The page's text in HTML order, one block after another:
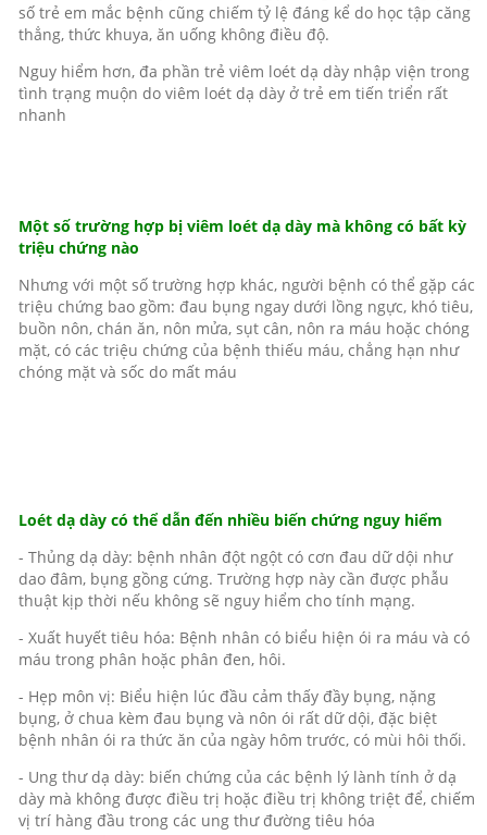
số trẻ em mắc bệnh cũng chiếm tỷ lệ đáng kể do học tập căng
thẳng, thức khuya, ăn uống không điều độ.
Nguy hiểm hơn, đa phần trẻ viêm loét dạ dày nhập viện trong
tình trạng muộn do viêm loét dạ dày ở trẻ em tiến triển rất
nhanh
Một số trường hợp bị viêm loét dạ dày mà không có bất kỳ
triệu chứng nào
Nhưng với một số trường hợp khác, người bệnh có thể gặp các
triệu chứng bao gồm: đau bụng ngay dưới lồng ngực, khó tiêu,
buồn nôn, chán ăn, nôn mửa, sụt cân, nôn ra máu hoặc chóng
mặt, có các triệu chứng của bệnh thiếu máu, chẳng hạn như
chóng mặt và sốc do mất máu
Loét dạ dày có thể dẫn đến nhiều biến chứng nguy hiểm
- Thủng dạ dày: bệnh nhân đột ngột có cơn đau dữ dội như
dao đâm, bụng gồng cứng. Trường hợp này cần được phẫu
thuật kịp thời nếu không sẽ nguy hiểm cho tính mạng.
- Xuất huyết tiêu hóa: Bệnh nhân có biểu hiện ói ra máu và có
máu trong phân hoặc phân đen, hôi.
- Hẹp môn vị: Biểu hiện lúc đầu cảm thấy đầy bụng, nặng
bụng, ở chua kèm đau bụng và nôn ói rất dữ dội, đặc biệt
bệnh nhân ói ra thức ăn của ngày hôm trước, có mùi hôi thối.
- Ung thư dạ dày: biến chứng của các bệnh lý lành tính ở dạ
dày mà không được điều trị hoặc điều trị không triệt để, chiếm
vị trí hàng đầu trong các ung thư đường tiêu hóa